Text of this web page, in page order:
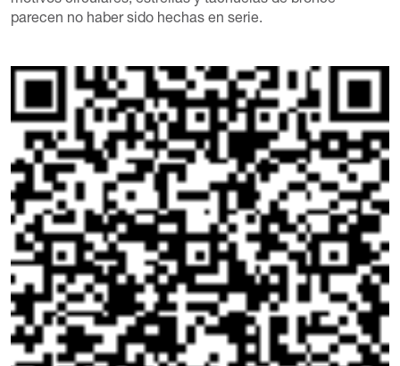
parecen no haber sido hechas en serie.